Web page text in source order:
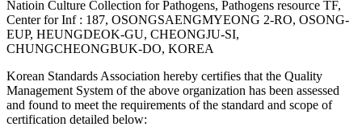
Natioin Culture Collection for Pathogens, Pathogens resource TF,
Center for Inf : 187, OSONGSAENGMYEONG 2-RO, OSONG-
EUP, HEUNGDEOK-GU, CHEONGJU-SI,
CHUNGCHEONGBUK-DO, KOREA
Korean Standards Association hereby certifies that the Quality
Management System of the above organization has been assessed
and found to meet the requirements of the standard and scope of
certification detailed below: